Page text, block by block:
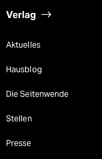
Verlag
Aktuelles
Hausblog
Die Seitenwende
Stellen
Presse